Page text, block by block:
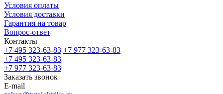
Условия оплаты
Условия доставки
Гарантия на товар
Вопрос-ответ
Контакты
+7 495 323-63-83 +7 977 323-63-83
+7 495 323-63-83
+7 977 323-63-83
Заказать звонок
E-mail